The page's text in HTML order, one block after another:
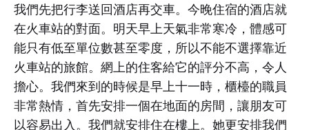
我們先把行李送回酒店再交車。今晚住宿的酒店就
在火車站的對面。明天早上天氣非常寒冷，體感可
能只有低至單位數甚至零度，所以不能不選擇靠近
火車站的旅館。網上的住客給它的評分不高，令人
擔心。我們來到的時候是早上十一時，櫃檯的職員
非常熱情，首先安排一個在地面的房間，讓朋友可
以容易出入。我們就安排住在樓上。她更安排我們